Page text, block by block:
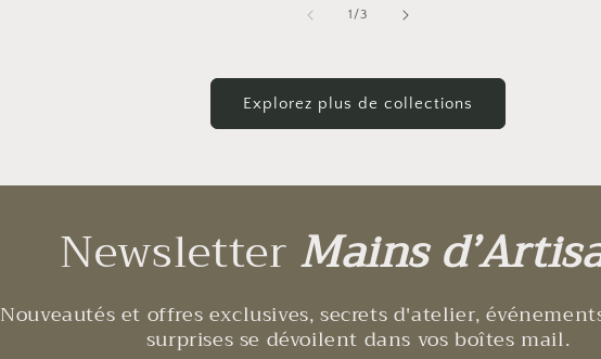
1/de
3
Explorez plus de collections
NewsletterMains
Nouveautés et offres exclusives, secrets d'atelier,
surprises se dévoilent dans vos boîtes mail.